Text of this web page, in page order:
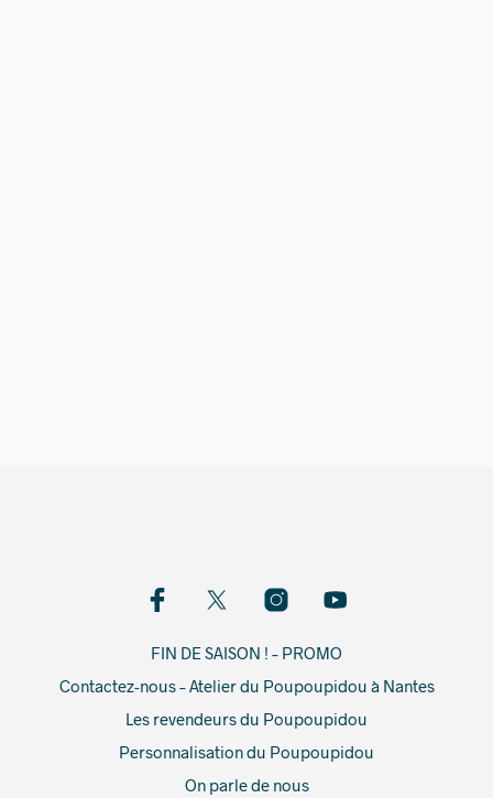
FIN DE SAISON ! – PROMO
Contactez-nous – Atelier du Poupoupidou à Nantes
Les revendeurs du Poupoupidou
Personnalisation du Poupoupidou
On parle de nous